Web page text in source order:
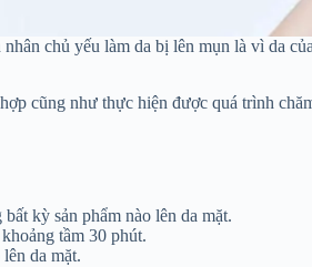
chủ yếu làm da bị lên mụn là vì da
cũng như thực hiện được quá trình
kỳ sản phẩm nào lên da mặt.
tầm 30 phút.
da mặt.